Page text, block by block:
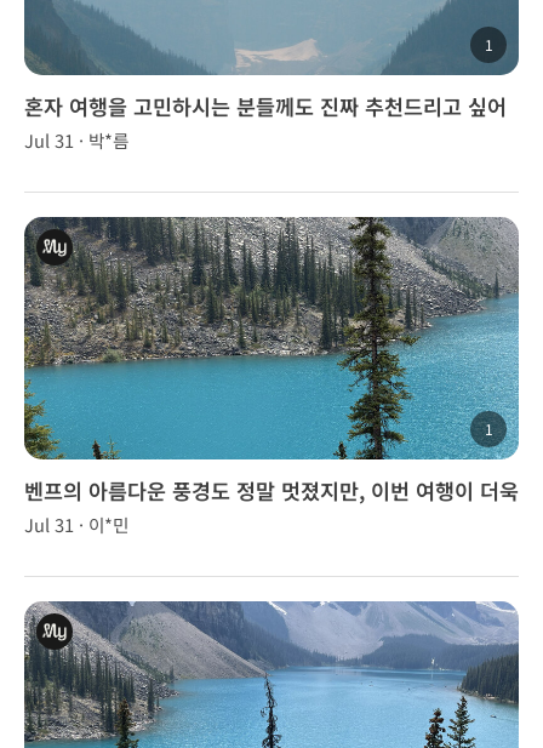
1
혼자 여행을 고민하시는 분들께도 진짜 추천드리고 싶어
요! 좋은 추억 만들어주셔서 감사합니다😊🌟
Jul 31 · 박*름
1
벤프의 아름다운 풍경도 정말 멋졌지만, 이번 여행이 더욱
특별했던 이유는 이승훈 가이드님 덕분이었습니다.
Jul 31 · 이*민